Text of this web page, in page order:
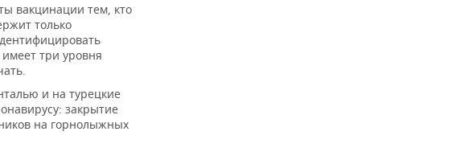
вакцинации тем, кто
только
три уровня
и на турецкие
закрытие
на горнолыжных